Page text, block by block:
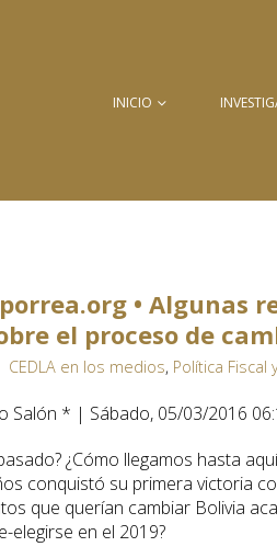
INICIO
• Algunas
el proceso de
CEDLA en los medios, Política Fiscal
Salón * | Sábado, 05/03/2016
¿Cómo llegamos hasta
conquistó su primera victoria
que querían cambiar Bolivia
elegirse en el 2019?